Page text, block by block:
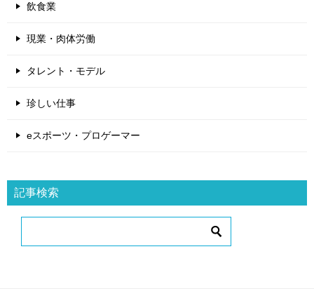
飲食業
現業・肉体労働
タレント・モデル
珍しい仕事
eスポーツ・プロゲーマー
記事検索